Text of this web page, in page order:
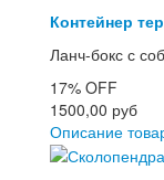
Контейнер
Ланч-бокс с
17% OFF
1500,00 руб
Описание